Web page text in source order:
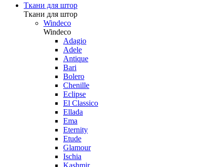
Ткани для штор
Ткани для штор
Windeco
Windeco
Adagio
Adele
Antique
Bari
Bolero
Chenille
Eclipse
El Classico
Ellada
Ema
Eternity
Etude
Glamour
Ischia
Kashmir